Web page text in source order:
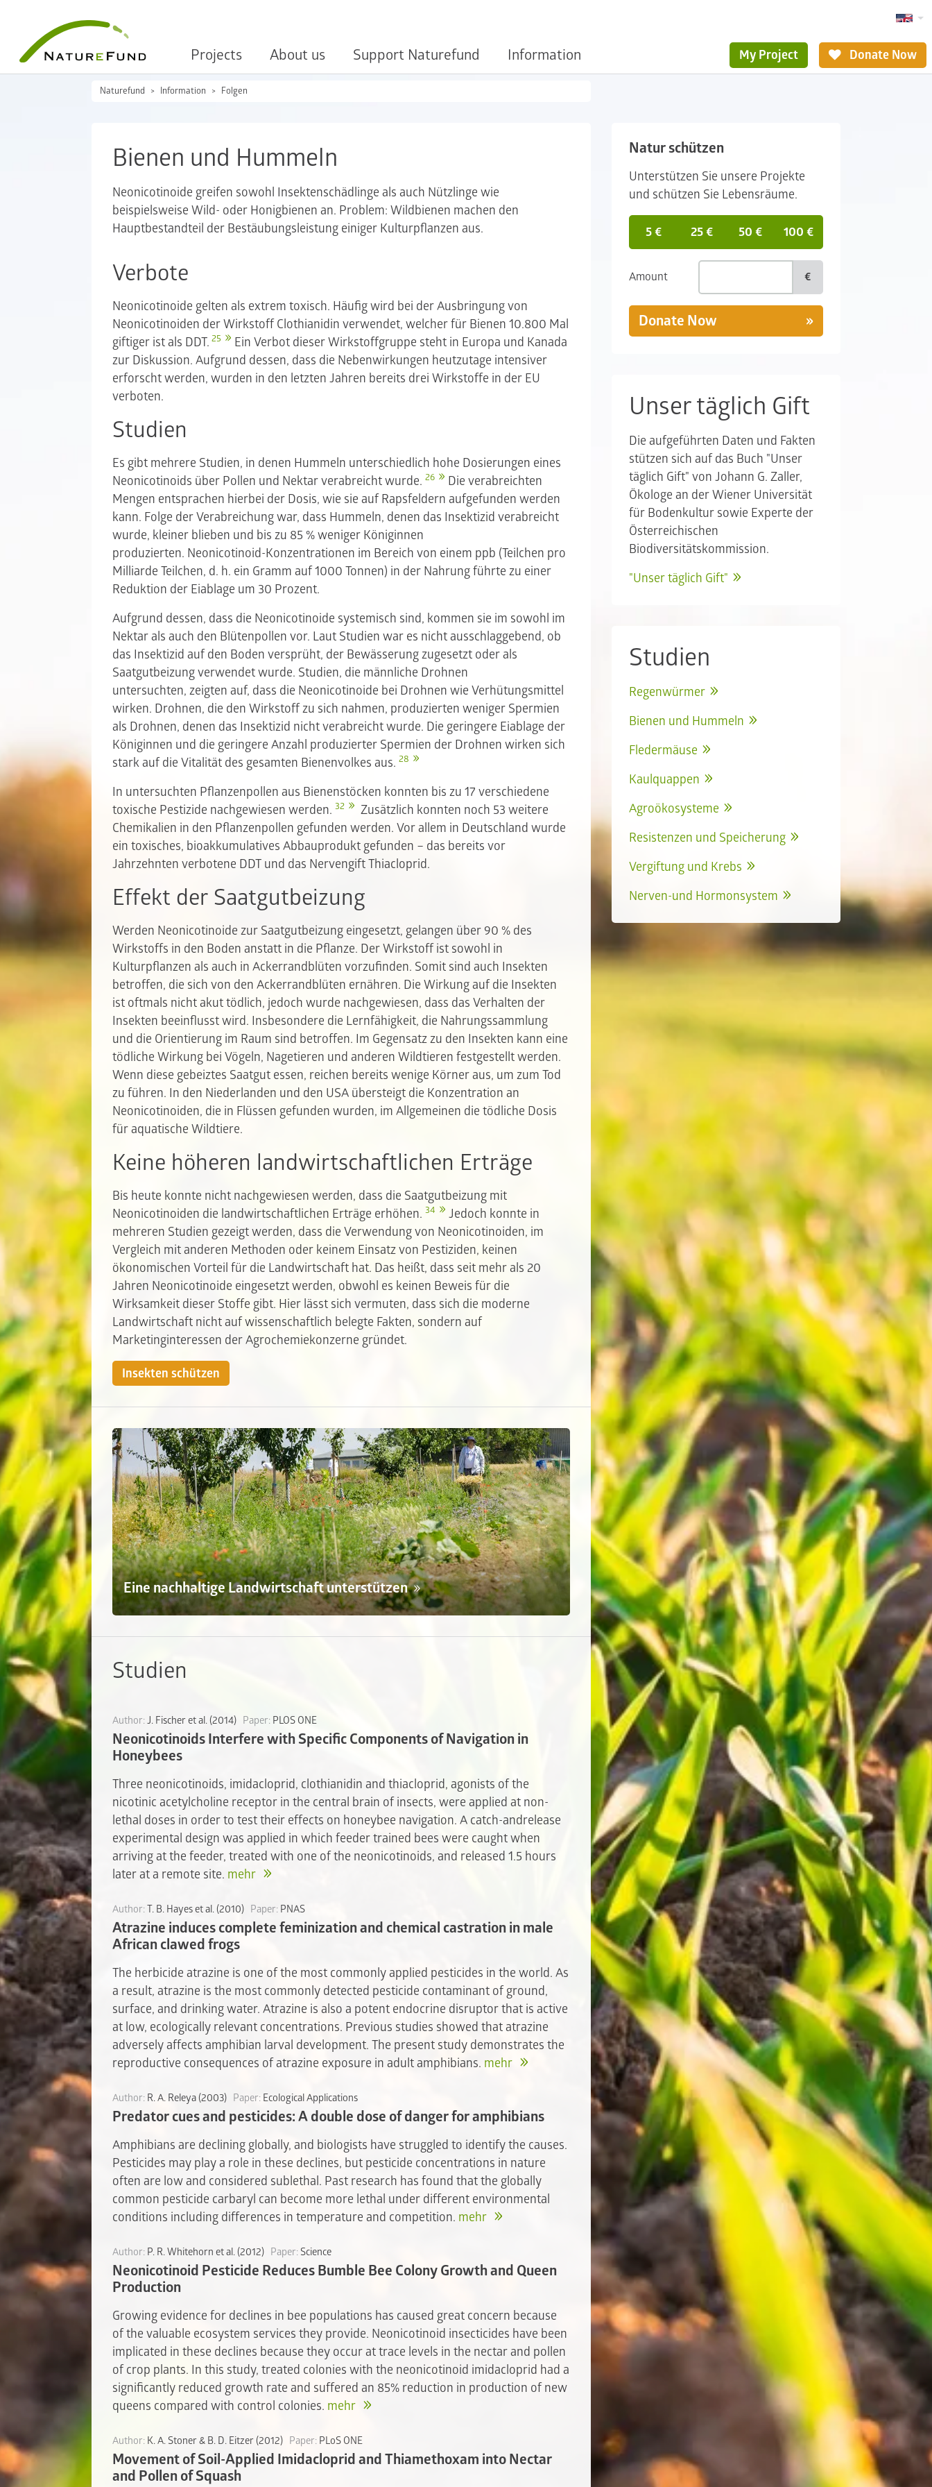
Projects About us Support Naturefund Information My Project Donate Now
Naturefund Information Folgen
Bienen und Hummeln
Neonicotinoide greifen sowohl Insektenschädlinge als auch Nützlinge wie
beispielsweise Wild- oder Honigbienen an. Problem: Wildbienen machen den
Hauptbestandteil der Bestäubungsleistung einiger Kulturpflanzen aus.
Verbote
Neonicotinoide gelten als extrem toxisch. Häufig wird bei der Ausbringung von
Neonicotinoiden der Wirkstoff Clothianidin verwendet, welcher für Bienen 10.800 Mal
giftiger ist als DDT. 25
Ein Verbot dieser Wirkstoffgruppe steht in Europa und Kanada
zur Diskussion. Aufgrund dessen, dass die Nebenwirkungen heutzutage intensiver
erforscht werden, wurden in den letzten Jahren bereits drei Wirkstoffe in der EU
verboten.
Studien
Es gibt mehrere Studien, in denen Hummeln unterschiedlich hohe Dosierungen eines
Neonicotinoids über Pollen und Nektar verabreicht wurde. 26
Die verabreichten
Mengen entsprachen hierbei der Dosis, wie sie auf Rapsfeldern aufgefunden werden
kann. Folge der Verabreichung war, dass Hummeln, denen das Insektizid verabreicht
wurde, kleiner blieben und bis zu 85 % weniger Königinnen
produzierten. Neonicotinoid-Konzentrationen im Bereich von einem ppb (Teilchen pro
Milliarde Teilchen, d. h. ein Gramm auf 1000 Tonnen) in der Nahrung führte zu einer
Reduktion der Eiablage um 30 Prozent.
Aufgrund dessen, dass die Neonicotinoide systemisch sind, kommen sie im sowohl im
Nektar als auch den Blütenpollen vor. Laut Studien war es nicht ausschlaggebend, ob
das Insektizid auf den Boden versprüht, der Bewässerung zugesetzt oder als
Saatgutbeizung verwendet wurde. Studien, die männliche Drohnen
untersuchten, zeigten auf, dass die Neonicotinoide bei Drohnen wie Verhütungsmittel
wirken. Drohnen, die den Wirkstoff zu sich nahmen, produzierten weniger Spermien
als Drohnen, denen das Insektizid nicht verabreicht wurde. Die geringere Eiablage der
Königinnen und die geringere Anzahl produzierter Spermien der Drohnen wirken sich
stark auf die Vitalität des gesamten Bienenvolkes aus. 28
In untersuchten Pflanzenpollen aus Bienenstöcken konnten bis zu 17 verschiedene
toxische Pestizide nachgewiesen werden. 32
Zusätzlich konnten noch 53 weitere
Chemikalien in den Pflanzenpollen gefunden werden. Vor allem in Deutschland wurde
ein toxisches, bioakkumulatives Abbauprodukt gefunden – das bereits vor
Jahrzehnten verbotene DDT und das Nervengift Thiacloprid.
Effekt der Saatgutbeizung
Werden Neonicotinoide zur Saatgutbeizung eingesetzt, gelangen über 90 % des
Wirkstoffs in den Boden anstatt in die Pflanze. Der Wirkstoff ist sowohl in
Kulturpflanzen als auch in Ackerrandblüten vorzufinden. Somit sind auch Insekten
betroffen, die sich von den Ackerrandblüten ernähren. Die Wirkung auf die Insekten
ist oftmals nicht akut tödlich, jedoch wurde nachgewiesen, dass das Verhalten der
Insekten beeinflusst wird. Insbesondere die Lernfähigkeit, die Nahrungssammlung
und die Orientierung im Raum sind betroffen. Im Gegensatz zu den Insekten kann eine
tödliche Wirkung bei Vögeln, Nagetieren und anderen Wildtieren festgestellt werden.
Wenn diese gebeiztes Saatgut essen, reichen bereits wenige Körner aus, um zum Tod
zu führen. In den Niederlanden und den USA übersteigt die Konzentration an
Neonicotinoiden, die in Flüssen gefunden wurden, im Allgemeinen die tödliche Dosis
für aquatische Wildtiere.
Keine höheren landwirtschaftlichen Erträge
Bis heute konnte nicht nachgewiesen werden, dass die Saatgutbeizung mit
Neonicotinoiden die landwirtschaftlichen Erträge erhöhen. 34
Jedoch konnte in
mehreren Studien gezeigt werden, dass die Verwendung von Neonicotinoiden, im
Vergleich mit anderen Methoden oder keinem Einsatz von Pestiziden, keinen
ökonomischen Vorteil für die Landwirtschaft hat. Das heißt, dass seit mehr als 20
Jahren Neonicotinoide eingesetzt werden, obwohl es keinen Beweis für die
Wirksamkeit dieser Stoffe gibt. Hier lässt sich vermuten, dass sich die moderne
Landwirtschaft nicht auf wissenschaftlich belegte Fakten, sondern auf
Marketinginteressen der Agrochemiekonzerne gründet.
Insekten schützen
Eine nachhaltige Landwirtschaft unterstützen
Studien
Author:J. Fischer et al. (2014) Paper: PLOS ONE
Neonicotinoids Interfere with Specific Components of Navigation in
Honeybees
Three neonicotinoids, imidacloprid, clothianidin and thiacloprid, agonists of the
nicotinic acetylcholine receptor in the central brain of insects, were applied at non-
lethal doses in order to test their effects on honeybee navigation. A catch-andrelease
experimental design was applied in which feeder trained bees were caught when
arriving at the feeder, treated with one of the neonicotinoids, and released 1.5 hours
later at a remote site. mehr
Author:T. B. Hayes et al. (2010) Paper: PNAS
Atrazine induces complete feminization and chemical castration in male
African clawed frogs
The herbicide atrazine is one of the most commonly applied pesticides in the world. As
a result, atrazine is the most commonly detected pesticide contaminant of ground,
surface, and drinking water. Atrazine is also a potent endocrine disruptor that is active
at low, ecologically relevant concentrations. Previous studies showed that atrazine
adversely affects amphibian larval development. The present study demonstrates the
reproductive consequences of atrazine exposure in adult amphibians. mehr
Author: R. A. Releya (2003) Paper: Ecological Applications
Predator cues and pesticides: A double dose of danger for amphibians
Amphibians are declining globally, and biologists have struggled to identify the causes.
Pesticides may play a role in these declines, but pesticide concentrations in nature
often are low and considered sublethal. Past research has found that the globally
common pesticide carbaryl can become more lethal under different environmental
conditions including differences in temperature and competition. mehr
Author: P. R. Whitehorn et al. (2012) Paper: Science
Neonicotinoid Pesticide Reduces Bumble Bee Colony Growth and Queen
Production
Growing evidence for declines in bee populations has caused great concern because
of the valuable ecosystem services they provide. Neonicotinoid insecticides have been
implicated in these declines because they occur at trace levels in the nectar and pollen
of crop plants. In this study, treated colonies with the neonicotinoid imidacloprid had a
significantly reduced growth rate and suffered an 85% reduction in production of new
queens compared with control colonies. mehr
Author: K. A. Stoner & B. D. Eitzer (2012) Paper: PLoS ONE
Movement of Soil-Applied Imidacloprid and Thiamethoxam into Nectar
and Pollen of Squash
Natur schützen
Unterstützen Sie unsere Projekte
und schützen Sie Lebensräume.
5 € 25 € 50 € 100 €
Amount €
Donate Now
Unser täglich Gift
Die aufgeführten Daten und Fakten
stützen sich auf das Buch "Unser
täglich Gift" von Johann G. Zaller,
Ökologe an der Wiener Universität
für Bodenkultur sowie Experte der
Österreichischen
Biodiversitätskommission.
"Unser täglich Gift"
Studien
Regenwürmer
Bienen und Hummeln
Fledermäuse
Kaulquappen
Agroökosysteme
Resistenzen und Speicherung
Vergiftung und Krebs
Nerven-und Hormonsystem